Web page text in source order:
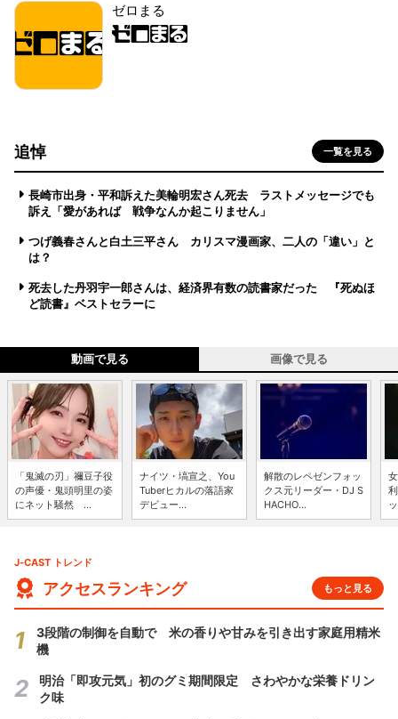
ゼロまる
追悼 一覧を見る
長崎市出身・平和訴えた美輪明宏さん死去 ラストメッセージでも
訴え「愛があれば 戦争なんか起こりません」
つげ義春さんと白土三平さん カリスマ漫画家、二人の「違い」と
は？
死去した丹羽宇一郎さんは、経済界有数の読書家だった 『死ぬほ
ど読書』ベストセラーに
動画で見る 画像で見る
「鬼滅の刃」禰豆子役
の声優・鬼頭明里の姿
にネット騒然 ...
ナイツ・塙宣之、You
Tuberヒカルの落語家
デビュー...
解散のレペゼンフォッ
クス元リーダー・DJ S
HACHO...
J-CAST トレンド
アクセスランキング もっと見る
3段階の制御を自動で 米の香りや甘みを引き出す家庭用精米
機
明治「即攻元気」初のグミ期間限定 さわやかな栄養ドリン
ク味